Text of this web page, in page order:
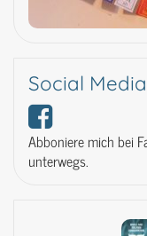
Social Media
Abboniere mich bei
unterwegs.